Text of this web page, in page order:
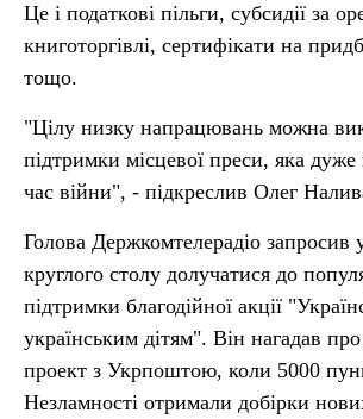
Це і податкові пільги, субсидії за
книготоргівлі, сертифікати на
тощо.
"Цілу низку напрацювань можна
підтримки місцевої преси, яка дуже
час війни", - підкреслив Олег
Голова Держкомтелерадіо запросив
круглого столу долучатися до
підтримки благодійної акції
українським дітям". Він нагадав
проект з Укрпоштою, коли 5000
Незламності отримали добірки